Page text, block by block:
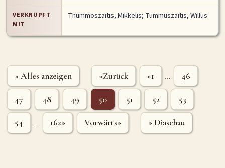
VERKNÜPFT
MIT
Thummoszaitis, Mikkelis; Tummuszaitis, Willus
» Alles anzeigen «Zurück «1 46
47 48 49 50 51 52 53
54 ... 162» Vorwärts» » Diaschau